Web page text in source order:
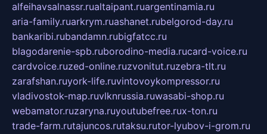
alfeihavsalnassr.rualtaipant.ruargentinamia.ru
aria-family.ruarkrym.ruashanet.rubelgorod-day.ru
bankaribi.rubandamn.rubigfatcc.ru
blagodarenie-spb.ruborodino-media.rucard-voice.ru
cardvoice.ruzed-online.ruzvonitut.ruzebra-tlt.ru
zarafshan.ruyork-life.ruvintovoykompressor.ru
vladivostok-map.ruvlknrussia.ruwasabi-shop.ru
webamator.ruzaryna.ruyoutubefree.rux-ton.ru
trade-farm.rutajuncos.rutaksu.rutor-lyubov-i-grom.ru